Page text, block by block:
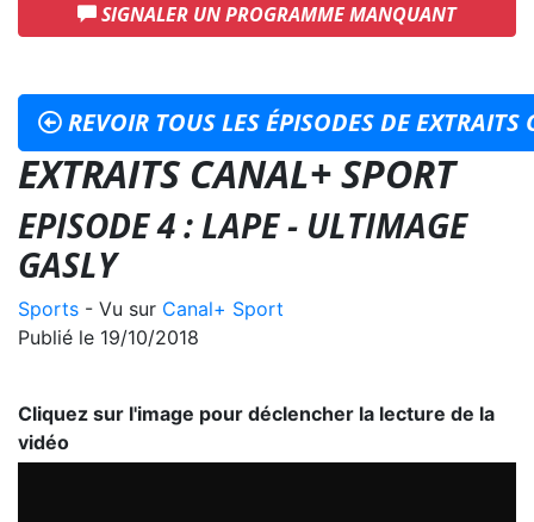
SIGNALER UN PROGRAMME MANQUANT
REVOIR TOUS LES ÉPISODES DE EXTRAITS
EXTRAITS CANAL+ SPORT
EPISODE 4 : LAPE - ULTIMAGE
GASLY
Sports - Vu sur Canal+ Sport
Publié le 19/10/2018
Cliquez sur l'image pour déclencher la lecture de la
vidéo